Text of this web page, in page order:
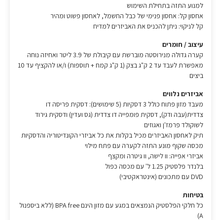
למנוע התזה בתחילת השימוש
אחסון קל: אחסון פנימי של כבל החשמל, לאחסון פשוט ומהיר
קל לניקוי: ניתן להכניס את האביזרים למדיח
עיצוב / חומרים
קערה גדולה מנירוסטה מוברשת עם קיבולת של 3.9 ליטר ואחיזה נוחה
מאפשרת לעבד עד 2 ק"ג בצק (1 ק"ג קמח + תוספות) ו/או להקציף עד 10
ביצים
אביזרים נלווים
מעבד מזון פתוח כולל 3 דסקיות (5 שימושים): דסקית פריסה דו
צדדית(עבה ודק), דסקית פומפייה דו צדדית (גס ועדין) ודסקית גירוד
לשוקולד פרמז'ן ואגוזים
תיק לאחסון האביזרים מכיל בקלות את כל אביזרי הקונדיטוריה והדסקיות
מכסה שקוף מונע התזה לקערה עם פתח מילוי
אביזרי אפייה: וו לישה, וו גיטרה ומקצף
בלנדר פלסטיק‏ 1.25 ל' עם מכסה כפול
DVD עם מתכונים (אינטראקטיבי)
בטיחות
כל חלקי הפלסטיק הנמצאים במגע עם מזון הינם BPA free (ללא ביספנול